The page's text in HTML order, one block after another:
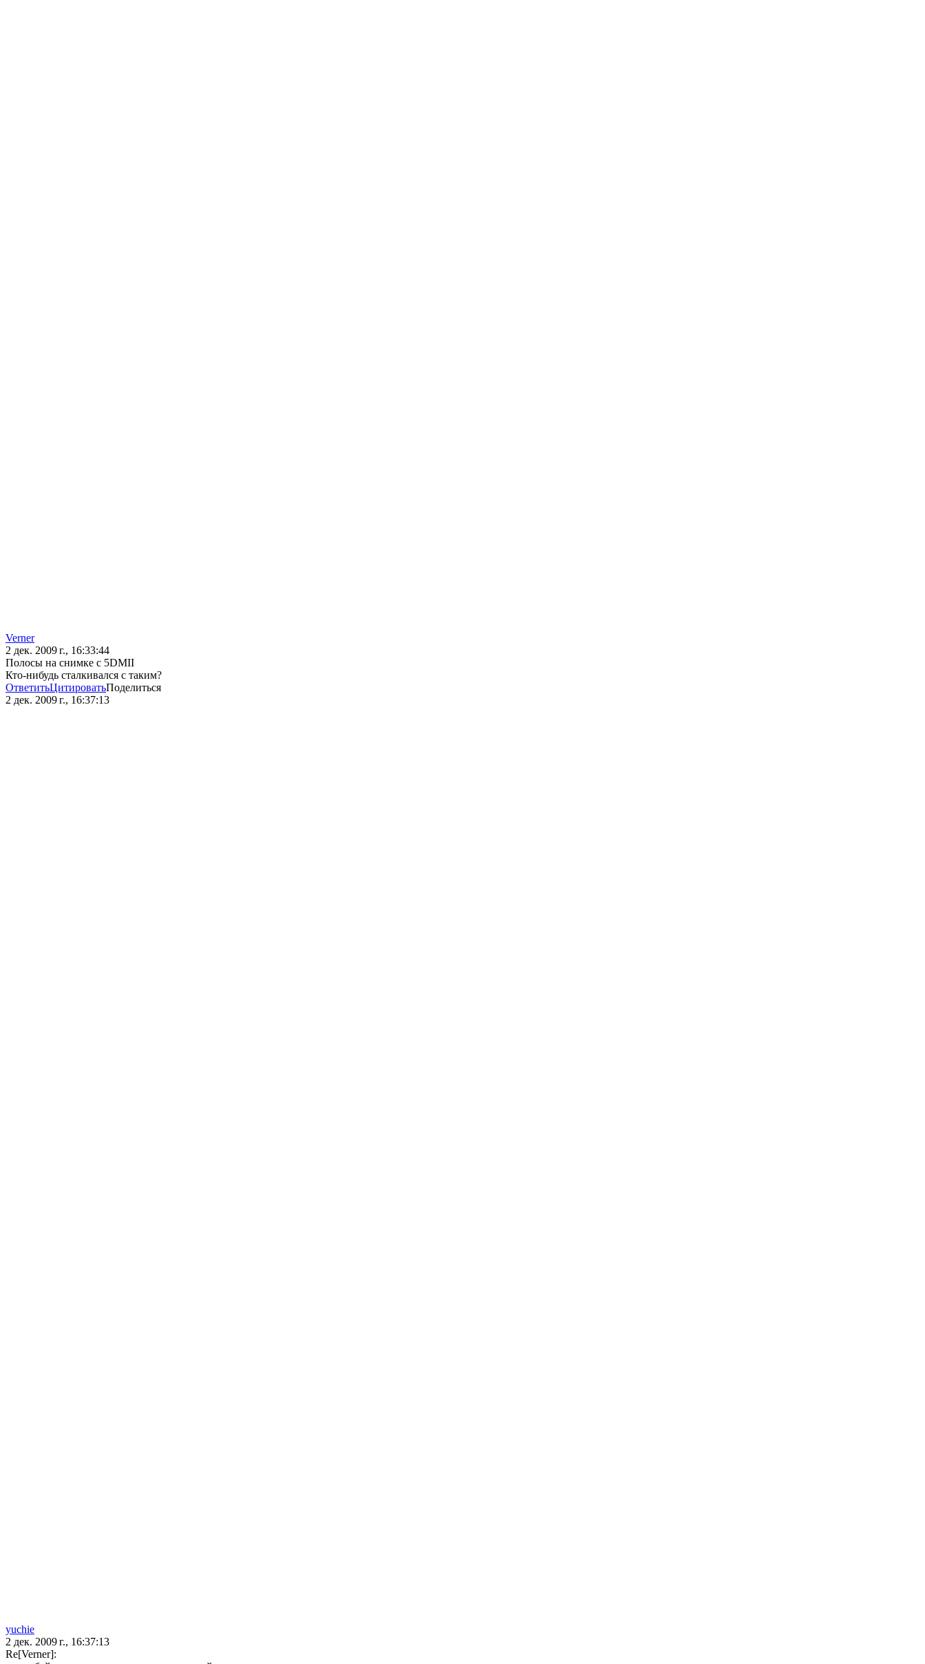
Verner
2 дек. 2009 г., 16:33:44
Полосы на снимке с 5DMII
Кто-нибудь сталкивался с таким?
ОтветитьЦитироватьПоделиться
2 дек. 2009 г., 16:37:13
yuchie
2 дек. 2009 г., 16:37:13
Re[Verner]: